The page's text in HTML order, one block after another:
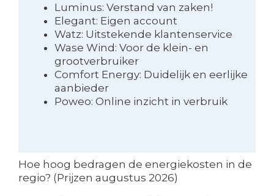
Luminus: Verstand van zaken!
Elegant: Eigen account
Watz: Uitstekende klantenservice
Wase Wind: Voor de klein- en
grootverbruiker
Comfort Energy: Duidelijk en eerlijke
aanbieder
Poweo: Online inzicht in verbruik
Hoe hoog bedragen de energiekosten in de
regio? (Prijzen augustus 2026)